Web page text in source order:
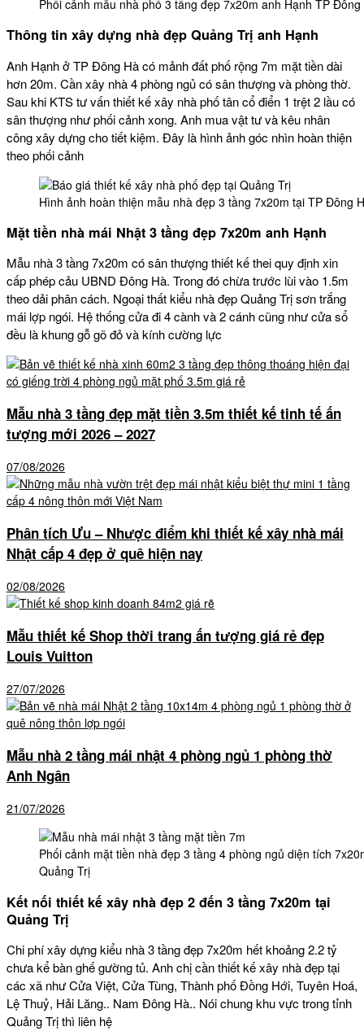
Phối cảnh mẫu nhà phố 3 tầng đẹp 7x20m anh Hạnh TP
Thông tin xây dựng nhà đẹp Quảng Trị anh Hạnh
Anh Hạnh ở TP Đông Hà có mảnh đất phố rộng 7m mặt tiền dài
hơn 20m. Cần xây nhà 4 phòng ngủ có sân thượng và phòng thờ.
Sau khi KTS tư vấn thiết kế xây nhà phố tân cổ điển 1 trệt 2 lầu có
sân thượng như phối cảnh xong. Anh mua vật tư và kêu nhân
công xây dựng cho tiết kiệm. Đây là hình ảnh góc nhìn hoàn thiện
theo phối cảnh
Hình ảnh hoàn thiện mẫu nhà đẹp 3 tầng 7x20m tại TP Đông
Mặt tiền nhà mái Nhật 3 tầng đẹp 7x20m anh Hạnh
Mẫu nhà 3 tầng 7x20m có sân thượng thiết kế thei quy định xin
cấp phép cảu UBND Đông Hà. Trong đó chừa trước lùi vào 1.5m
theo dải phân cách. Ngoại thất kiểu nhà đẹp Quảng Trị sơn trắng
mái lợp ngói. Hệ thống cửa đi 4 cành và 2 cánh cũng như cửa sổ
đều là khung gỗ gõ đỏ và kính cường lực
Mẫu nhà 3 tầng đẹp mặt tiền 3.5m thiết kế tinh tế ấn
tượng mới 2026 – 2027
07/08/2026
Phân tích Ưu – Nhược điểm khi thiết kế xây nhà mái
Nhật cấp 4 đẹp ở quê hiện nay
02/08/2026
Mẫu thiết kế Shop thời trang ấn tượng giá rẻ đẹp
Louis Vuitton
27/07/2026
Mẫu nhà 2 tầng mái nhật 4 phòng ngủ 1 phòng thờ
Anh Ngân
21/07/2026
Phối cảnh mặt tiền nhà đẹp 3 tầng 4 phòng ngủ diện tích
Quảng Trị
Kết nối thiết kế xây nhà đẹp 2 đến 3 tầng 7x20m tại
Quảng Trị
Chi phí xây dựng kiểu nhà 3 tầng đẹp 7x20m hết khoảng 2.2 tỷ
chưa kể bàn ghế gường tủ. Anh chị cần thiết kế xây nhà đẹp tại
các xã như Cửa Việt, Cửa Tùng, Thành phố Đồng Hới, Tuyên Hoá,
Lệ Thuỷ, Hải Lăng.. Nam Đông Hà.. Nói chung khu vực trong tỉnh
Quảng Trị thì liên hệ